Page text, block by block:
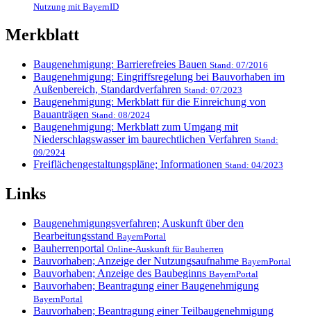
Nutzung mit BayernID
Merkblatt
Baugenehmigung: Barrierefreies Bauen Stand: 07/2016
Baugenehmigung: Eingriffsregelung bei Bauvorhaben im
Außenbereich, Standardverfahren Stand: 07/2023
Baugenehmigung: Merkblatt für die Einreichung von
Bauanträgen Stand: 08/2024
Baugenehmigung: Merkblatt zum Umgang mit
Niederschlagswasser im baurechtlichen Verfahren Stand:
09/2924
Freiflächengestaltungspläne; Informationen Stand: 04/2023
Links
Baugenehmigungsverfahren; Auskunft über den
Bearbeitungsstand BayernPortal
Bauherrenportal Online-Auskunft für Bauherren
Bauvorhaben; Anzeige der Nutzungsaufnahme BayernPortal
Bauvorhaben; Anzeige des Baubeginns BayernPortal
Bauvorhaben; Beantragung einer Baugenehmigung
BayernPortal
Bauvorhaben; Beantragung einer Teilbaugenehmigung